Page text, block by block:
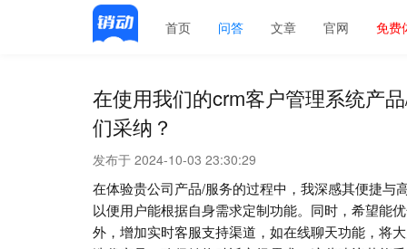
首页 问答 文章 官网 免费
在使用我们的crm客户管理系统产
们采纳？
发布于 2024-10-03 23:30:29
在体验贵公司产品/服务的过程中，我深感其便捷与
以便用户能根据自身需求定制功能。同时，希望能
外，增加实时客服支持渠道，如在线聊天功能，将